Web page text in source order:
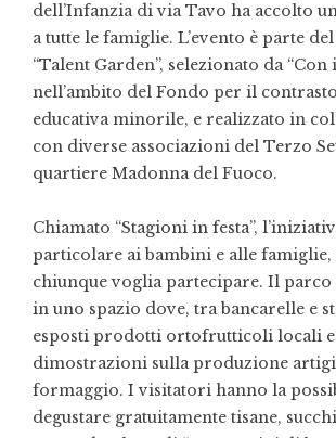
dell’Infanzia di via Tavo ha accolto
a tutte le famiglie. L’evento è parte
“Talent Garden”, selezionato da “Con
nell’ambito del Fondo per il
educativa minorile, e realizzato in
con diverse associazioni del Terzo
quartiere Madonna del Fuoco.
Chiamato “Stagioni in festa”,
particolare ai bambini e alle famiglie,
chiunque voglia partecipare. Il
in uno spazio dove, tra bancarelle e
esposti prodotti ortofrutticoli locali
dimostrazioni sulla produzione
formaggio. I visitatori hanno la
degustare gratuitamente tisane,